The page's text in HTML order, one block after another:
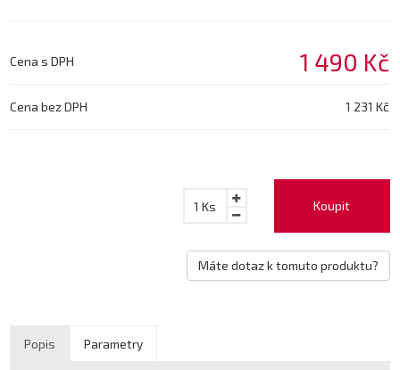
Cena s DPH 1 490 Kč
Cena bez DPH 1 231 Kč
Koupit
1 Ks
Máte dotaz k tomuto produktu?
Popis Parametry